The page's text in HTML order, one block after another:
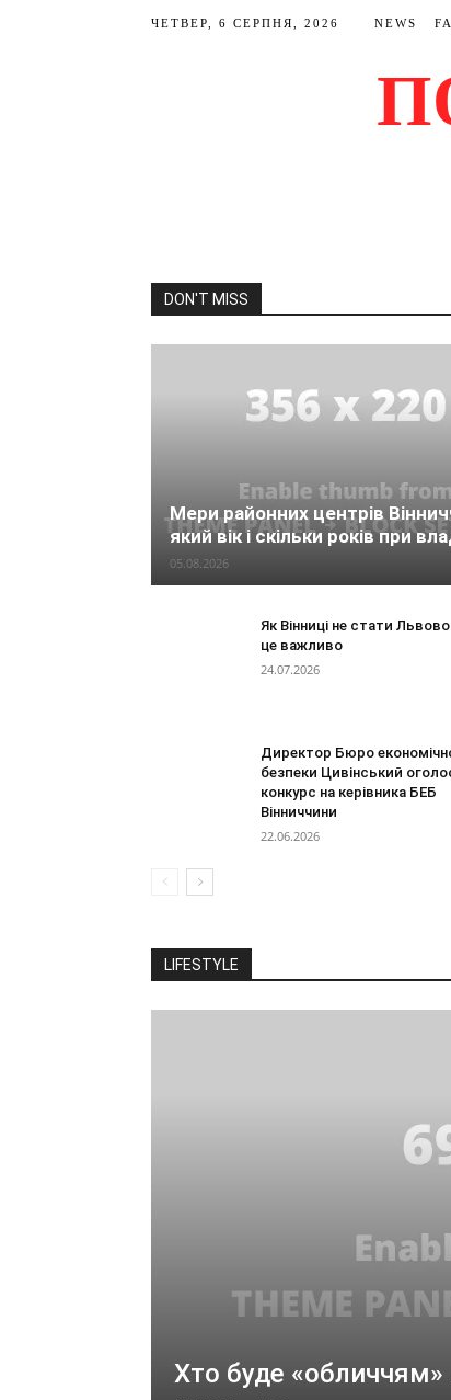
ЧЕТВЕР, 6 СЕРПНЯ, 2026 NEWS
DON'T MISS
Мери районних центрів
який вік і скільки років при
05.08.2026
Як Вінниці не стати
це важливо
24.07.2026
Директор Бюро
безпеки Цивінський
конкурс на керівника БЕБ
Вінниччини
22.06.2026
LIFESTYLE
Хто буде «обличчям»